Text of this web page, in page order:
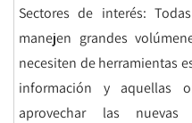
Sectores de interés:
manejen grandes
necesiten de herramientas
información y aquellas
aprovechar las